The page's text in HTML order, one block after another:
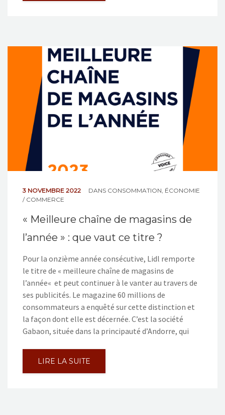
3 NOVEMBRE 2022 DANS CONSOMMATION, ÉCONOMIE
/ COMMERCE
« Meilleure chaîne de magasins de
l’année » : que vaut ce titre ?
Pour la onzième année consécutive, Lidl remporte
le titre de « meilleure chaîne de magasins de
l’année« et peut continuer à le vanter au travers de
ses publicités. Le magazine 60 millions de
consommateurs a enquêté sur cette distinction et
la façon dont elle est décernée. C’est la société
Gabaon, située dans la principauté d’Andorre, qui
LIRE LA SUITE